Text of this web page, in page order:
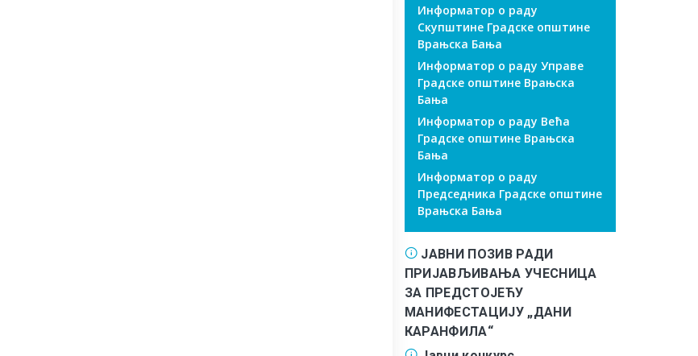
Информатор о раду
Скупштине Градске општине
Врањска Бања
Информатор о раду Управе
Градске општине Врањска
Бања
Информатор о раду Већа
Градске општине Врањска
Бања
Информатор о раду
Председника Градске општине
Врањска Бања
ЈАВНИ ПОЗИВ РАДИ
ПРИЈАВЉИВАЊА УЧЕСНИЦА
ЗА ПРЕДСТОЈЕЋУ
МАНИФЕСТАЦИЈУ „ДАНИ
КАРАНФИЛА“